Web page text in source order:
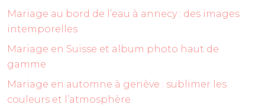
Mariage au bord de l’eau à annecy : des images
intemporelles
Mariage en Suisse et album photo haut de
gamme
Mariage en automne à genève : sublimer les
couleurs et l’atmosphère